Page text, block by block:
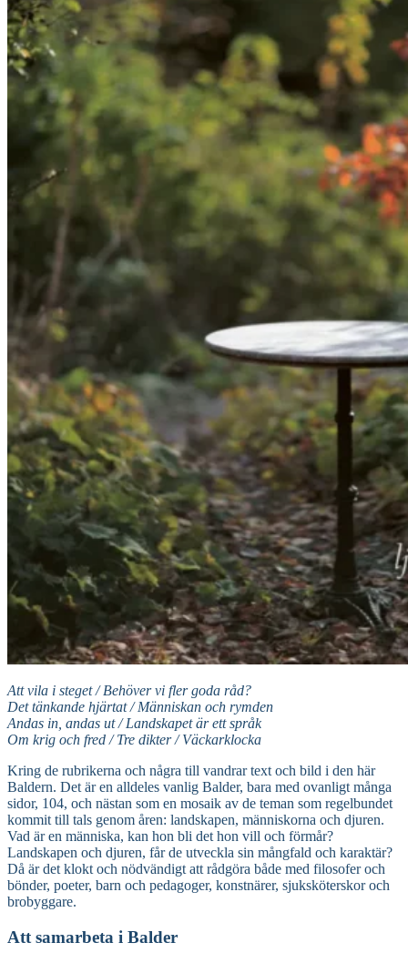
Att vila i steget / Behöver vi fler goda råd?
Det tänkande hjärtat / Människan och rymden
Andas in, andas ut / Landskapet är ett språk
Om krig och fred / Tre dikter / Väckarklocka
Kring de rubrikerna och några till vandrar text och bild i den här
Baldern. Det är en alldeles vanlig Balder, bara med ovanligt många
sidor, 104, och nästan som en mosaik av de teman som regelbundet
kommit till tals genom åren: landskapen, människorna och djuren.
Vad är en människa, kan hon bli det hon vill och förmår?
Landskapen och djuren, får de utveckla sin mångfald och karaktär?
Då är det klokt och nödvändigt att rådgöra både med filosofer och
bönder, poeter, barn och pedagoger, konstnärer, sjuksköterskor och
brobyggare.
Att samarbeta i Balder